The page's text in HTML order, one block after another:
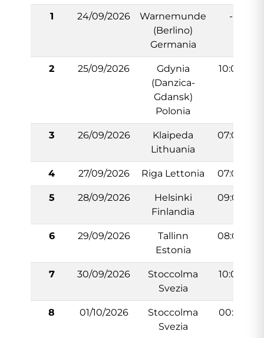
1 24/09/2026
Warnemunde
(Berlino)
Germania
-
2 25/09/2026
Gdynia
(Danzica-
Gdansk)
Polonia
10:00
3 26/09/2026
Klaipeda
Lithuania
07:00
4 27/09/2026 Riga Lettonia 07:00
5 28/09/2026
Helsinki
Finlandia
09:00
6 29/09/2026
Tallinn
Estonia
08:00
7 30/09/2026
Stoccolma
Svezia
10:00
8 01/10/2026
Stoccolma
Svezia
00:01